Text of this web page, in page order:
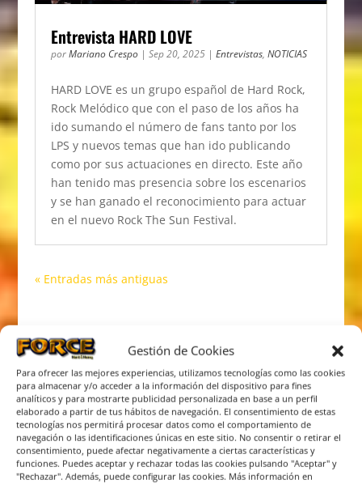
Gestión de Cookies
Para ofrecer las mejores experiencias, utilizamos tecnologías como las cookies
para almacenar y/o acceder a la información del dispositivo para fines
analíticos y para mostrarte publicidad personalizada en base a un perfil
elaborado a partir de tus hábitos de navegación. El consentimiento de estas
tecnologías nos permitirá procesar datos como el comportamiento de
navegación o las identificaciones únicas en este sitio. No consentir o retirar el
consentimiento, puede afectar negativamente a ciertas características y
funciones. Puedes aceptar y rechazar todas las cookies pulsando "Aceptar" y
"Rechazar". Además, puede configurar las cookies. Más información en
Entrevista HARD LOVE
porMariano Crespo| Sep 20, 2025| Entrevistas, NOTICIAS
HARD LOVE es un grupo español de Hard Rock,
Rock Melódico que con el paso de los años ha
ido sumando el número de fans tanto por los
LPS y nuevos temas que han ido publicando
como por sus actuaciones en directo. Este año
han tenido mas presencia sobre los escenarios
y se han ganado el reconocimiento para actuar
en el nuevo Rock The Sun Festival.
« Entradas más antiguas